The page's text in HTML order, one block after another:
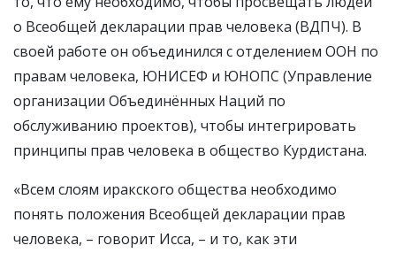
о Всеобщей декларации прав человека (ВДПЧ). В
своей работе он объединился с отделением ООН по
правам человека, ЮНИСЕФ и ЮНОПС (Управление
организации Объединённых Наций по
обслуживанию проектов), чтобы интегрировать
принципы прав человека в общество Курдистана.
«Всем слоям иракского общества необходимо
понять положения Всеобщей декларации прав
человека, – говорит Исса, – и то, как эти